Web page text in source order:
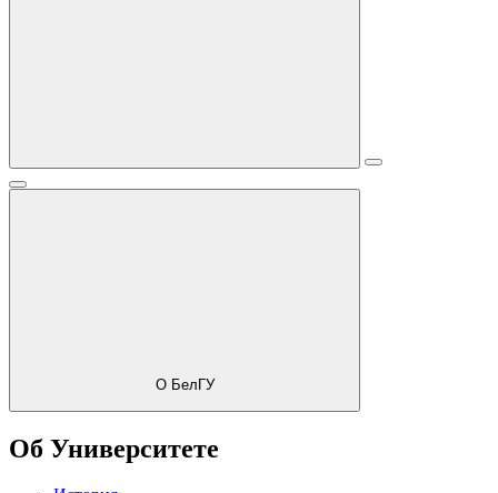
О БелГУ
Об Университете